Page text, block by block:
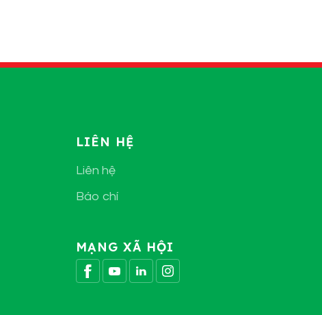
LIÊN HỆ
Liên hệ
Báo chí
MẠNG XÃ HỘI